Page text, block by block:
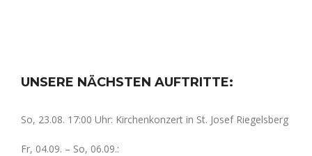
UNSERE NÄCHSTEN AUFTRITTE:
So, 23.08. 17:00 Uhr: Kirchenkonzert in St. Josef Riegelsberg
Fr, 04.09. – So, 06.09.: